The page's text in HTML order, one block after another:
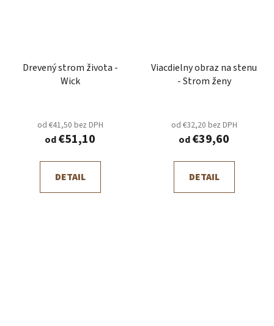
Drevený strom života -
Wick
od €41,50 bez DPH
od€51,10
DETAIL
Viacdielny obraz na stenu
- Strom ženy
od €32,20 bez DPH
od€39,60
DETAIL